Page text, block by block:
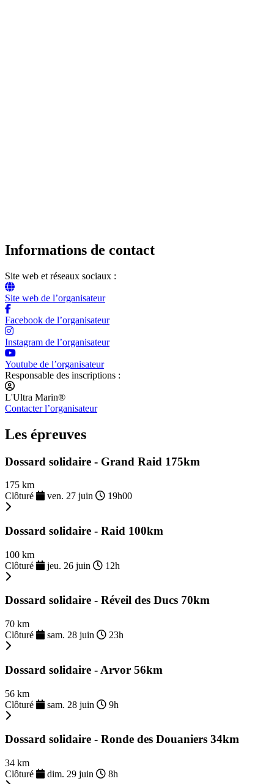
Informations de contact
Site web et réseaux sociaux :
Site web de l’organisateur
Facebook de l’organisateur
Instagram de l’organisateur
Youtube de l’organisateur
Responsable des inscriptions :
L'Ultra Marin®
Contacter l’organisateur
Les épreuves
Dossard solidaire - Grand Raid 175km
175 km
Clôturé
ven. 27 juin 19h00
Dossard solidaire - Raid 100km
100 km
Clôturé
jeu. 26 juin 12h
Dossard solidaire - Réveil des Ducs 70km
70 km
Clôturé
sam. 28 juin 23h
Dossard solidaire - Arvor 56km
56 km
Clôturé
sam. 28 juin 9h
Dossard solidaire - Ronde des Douaniers 34km
34 km
Clôturé
dim. 29 juin 8h